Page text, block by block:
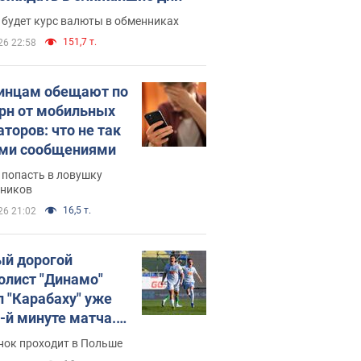
курс валюты в обменниках
22:58 151,7 т.
обещают по
от мобильных
что не так
сообщениями
попасть в ловушку
21:02 16,5 т.
дорогой
"Динамо"
"Карабаху" уже
й минуте матча.
проходит в Польше